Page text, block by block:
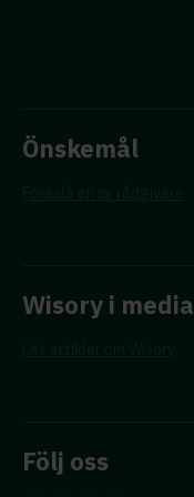
Önskemål
Wisory i media
Följ oss